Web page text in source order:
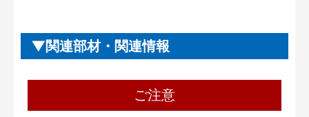
関連部材・関連情報
ご注意